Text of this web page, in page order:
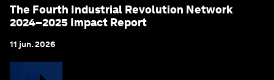
The Fourth Industrial Revolution Network
2024–2025 Impact Report
11 jun. 2026